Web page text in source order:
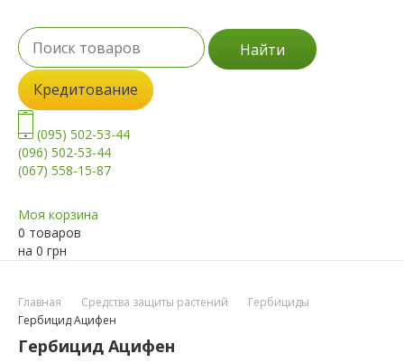
Найти
Кредитование
(095) 502-53-44
(096) 502-53-44
(067) 558-15-87
Моя корзина
0 товаров
на 0 грн
Главная Средства защиты растений
Гербициды
Гербицид Ацифен
Гербицид Ацифен